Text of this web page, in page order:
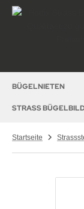
BÜGELNIETEN
STRASS
Startseite